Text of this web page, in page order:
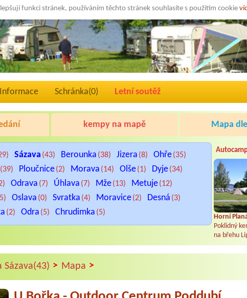
funkci stránek, používáním těchto stránek souhlasíte s použitím cookie
Informace Schránka(0) Letní soutěž
kempy na mapě Mapa
Sázava (43) Berounka (38) Jizera (8) Ohře(35)
(39) Ploučnice(2) Morava (14) Olše(1) Dyje(34)
Odrava (7) Úhlava (7) Mže(13) Metuje(12)
Oslava (0) Svratka (4) Moravice(2) Desná (3)
(2) Odra (5) Chrudimka (5)
Horní
Poklidný
na břehu
Sázava(43) > Mapa >